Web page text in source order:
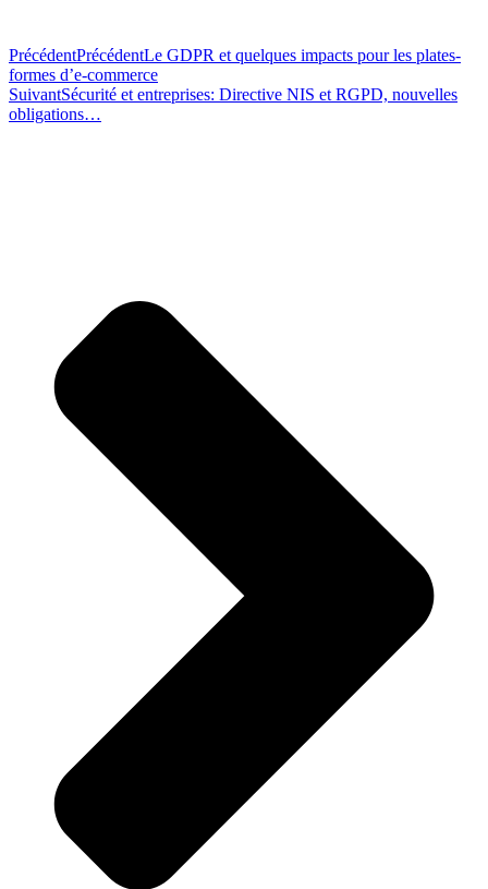
PrécédentPrécédentLe GDPR et quelques impacts pour les plates-
formes d’e-commerce
SuivantSécurité et entreprises: Directive NIS et RGPD, nouvelles
obligations…